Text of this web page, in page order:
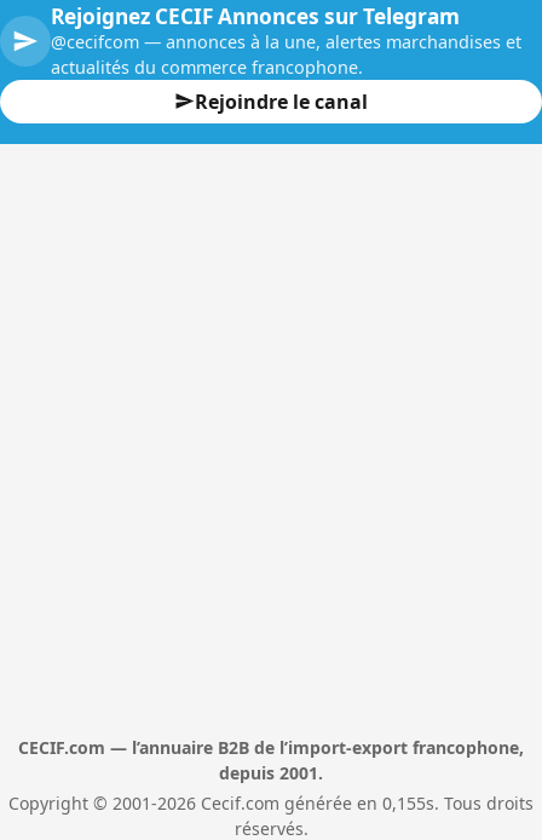
Rejoignez CECIF Annonces sur Telegram
@cecifcom — annonces à la une, alertes marchandises et
actualités du commerce francophone.
Rejoindre le canal
CECIF.com — l’annuaire B2B de l’import-export francophone,
depuis 2001.
Copyright © 2001-2026 Cecif.com générée en 0,155s. Tous droits
réservés.